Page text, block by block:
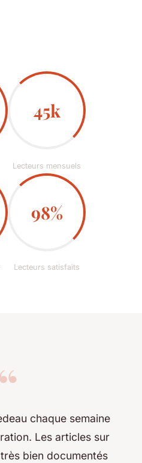
45k
Lecteurs mensuels
98%
Lecteurs satisfaits
“
chaque semaine
Les articles sur
bien documentés